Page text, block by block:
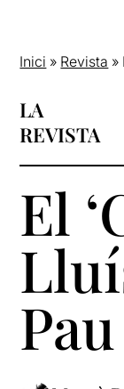
Inici » Revista »
LA
REVISTA
El